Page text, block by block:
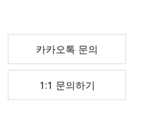
카카오톡 문의
1:1 문의하기